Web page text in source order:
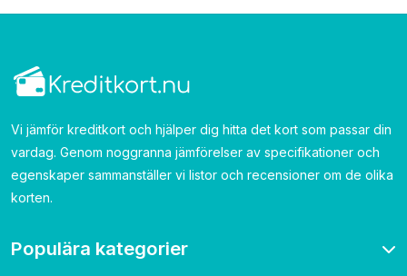
Vi jämför kreditkort och hjälper dig hitta det kort som passar din
vardag. Genom noggranna jämförelser av specifikationer och
egenskaper sammanställer vi listor och recensioner om de olika
korten.
Populära kategorier